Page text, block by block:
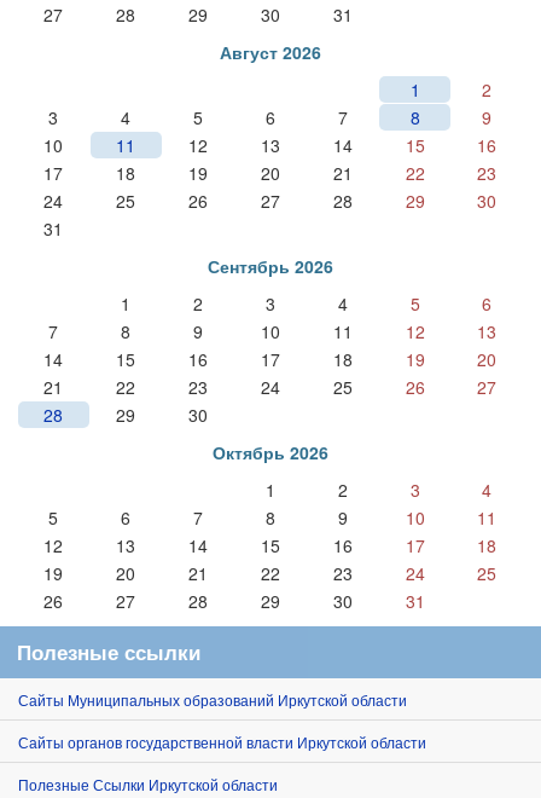
27
28 29 30
31
Август 2026
1
2
3
4 5 6 7 8
9
10
11 12 13 14 15
16
17
18 19 20 21 22
23
24
25 26 27 28 29
30
31
Сентябрь 2026
1
2 3 4 5
6
7
8 9 10 11 12
13
14
15 16 17 18 19
20
21
22 23 24 25 26
27
28
29
30
Октябрь 2026
1
2 3
4
5
6 7 8 9 10
11
12
13 14 15 16 17
18
19
20 21 22 23 24
25
26
27 28 29 30 31
Полезные ссылки
Сайты Муниципальных образований Иркутской области
Сайты органов государственной власти Иркутской области
Полезные Ссылки Иркутской области